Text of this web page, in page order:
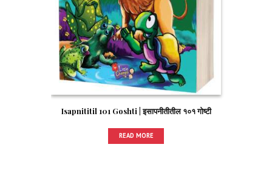
Isapnititil 101 Goshti | इसापनीतीतील १०१ गोष्टी
READ MORE